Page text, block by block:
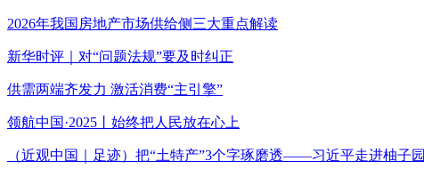
2026年我国房地产市场供给侧三大重点解读
新华时评｜对“问题法规”要及时纠正
供需两端齐发力 激活消费“主引擎”
领航中国·2025丨始终把人民放在心上
（近观中国｜足迹）把“土特产”3个字琢磨透——习近平走进柚子园